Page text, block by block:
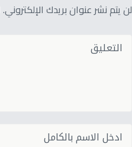
لن يتم نشر عنوان بريدك